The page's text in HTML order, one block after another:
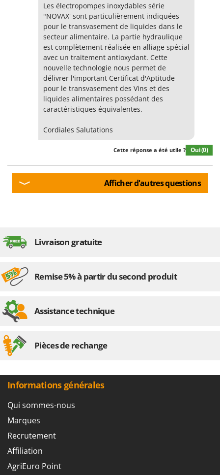
Les électropompes inoxydables série
"NOVAX' sont particulièrement indiquées
pour le transvasement de liquides dans le
secteur alimentaire. La partie hydraulique
est complètement réalisée en alliage spécial
avec un traitement antioxydant. Cette
nouvelle technologie nous permet de
délivrer l'important Certificat d'Aptitude
pour le transvasement des Vins et des
liquides alimentaires possédant des
caractéristiques équivalentes.
Cordiales Salutations
Cette réponse a été utile ? Oui(0)
Afficher d'autres questions
Livraison gratuite
Remise 5% à partir du second produit
Assistance technique
Pièces de rechange
Informations générales
Qui sommes-nous
Marques
Recrutement
Affiliation
AgriEuro Point